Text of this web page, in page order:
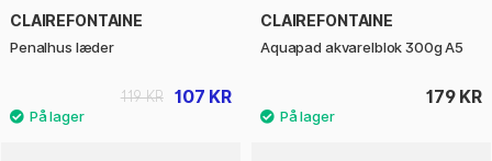
CLAIREFONTAINE
Penalhus læder
107 KR
119 KR
CLAIREFONTAINE
Aquapad akvarelblok 300g A5
179 KR